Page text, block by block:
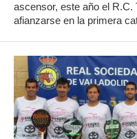
ascensor, este año el R.C.
afianzarse en la primera